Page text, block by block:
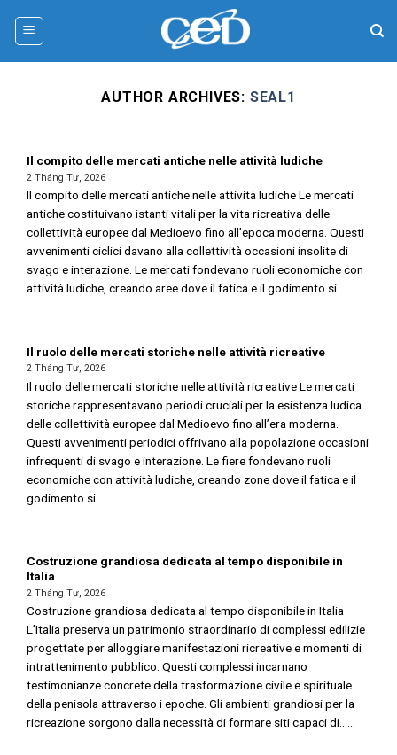
AUTHOR ARCHIVES: SEAL1
Il compito delle mercati antiche nelle attività ludiche
2 Tháng Tư, 2026
Il compito delle mercati antiche nelle attività ludiche Le mercati
antiche costituivano istanti vitali per la vita ricreativa delle
collettività europee dal Medioevo fino all’epoca moderna. Questi
avvenimenti ciclici davano alla collettività occasioni insolite di
svago e interazione. Le mercati fondevano ruoli economiche con
attività ludiche, creando aree dove il fatica e il godimento si......
Il ruolo delle mercati storiche nelle attività ricreative
2 Tháng Tư, 2026
Il ruolo delle mercati storiche nelle attività ricreative Le mercati
storiche rappresentavano periodi cruciali per la esistenza ludica
delle collettività europee dal Medioevo fino all’era moderna.
Questi avvenimenti periodici offrivano alla popolazione occasioni
infrequenti di svago e interazione. Le fiere fondevano ruoli
economiche con attività ludiche, creando zone dove il fatica e il
godimento si......
Costruzione grandiosa dedicata al tempo disponibile in
Italia
2 Tháng Tư, 2026
Costruzione grandiosa dedicata al tempo disponibile in Italia
L’Italia preserva un patrimonio straordinario di complessi edilizie
progettate per alloggiare manifestazioni ricreative e momenti di
intrattenimento pubblico. Questi complessi incarnano
testimonianze concrete della trasformazione civile e spirituale
della penisola attraverso i epoche. Gli ambienti grandiosi per la
ricreazione sorgono dalla necessità di formare siti capaci di......